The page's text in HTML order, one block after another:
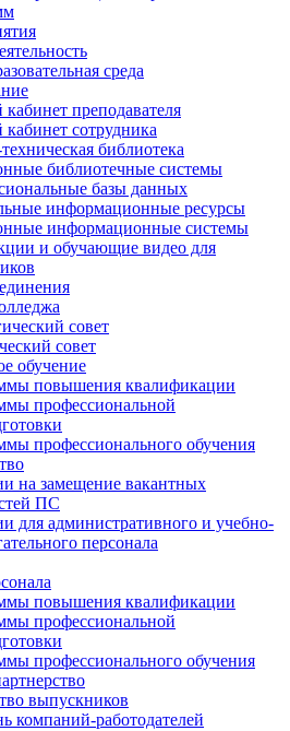
среда
преподавателя
сотрудника
библиотека
библиотечные системы
базы данных
информационные ресурсы
информационные системы
и обучающие видео для
совет
совет
обучение
повышения квалификации
профессиональной
профессионального обучения
на замещение вакантных
ПС
для административного и учебно-
персонала
повышения квалификации
профессиональной
профессионального обучения
выпускников
компаний-работодателей